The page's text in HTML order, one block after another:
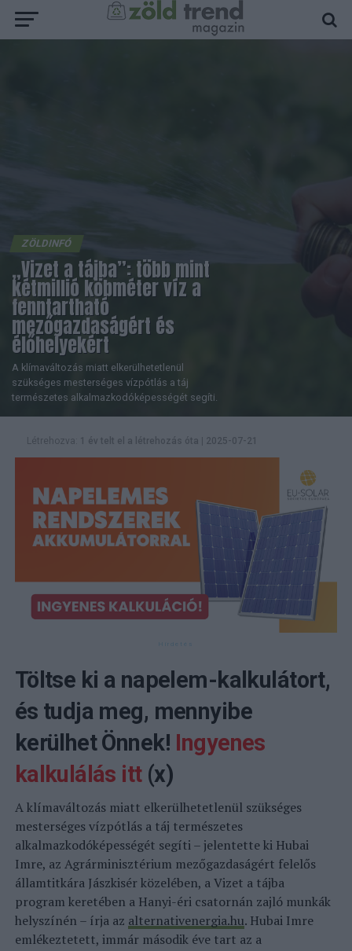
ZÖLDINFÓ
„Vizet a tájba”: több mint
kétmillió köbméter víz a
fenntartható
mezőgazdaságért és
élőhelyekért
A klímaváltozás miatt elkerülhetetlenül
szükséges mesterséges vízpótlás a táj
természetes alkalmazkodóképességét segíti.
Létrehozva: 1 év telt el a létrehozás óta 2025-07-21
Töltse ki a napelem-kalkulátort,
és tudja meg, mennyibe
kerülhet Önnek! Ingyenes
kalkulálás itt (x)
A klímaváltozás miatt elkerülhetetlenül szükséges
mesterséges vízpótlás a táj természetes
alkalmazkodóképességét segíti – jelentette ki Hubai
Imre, az Agrárminisztérium mezőgazdaságért felelős
államtitkára Jászkisér közelében, a Vizet a tájba
program keretében a Hanyi-éri csatornán zajló munkák
helyszínén – írja az alternativenergia.hu. Hubai Imre
emlékeztetett, immár második éve tart az a